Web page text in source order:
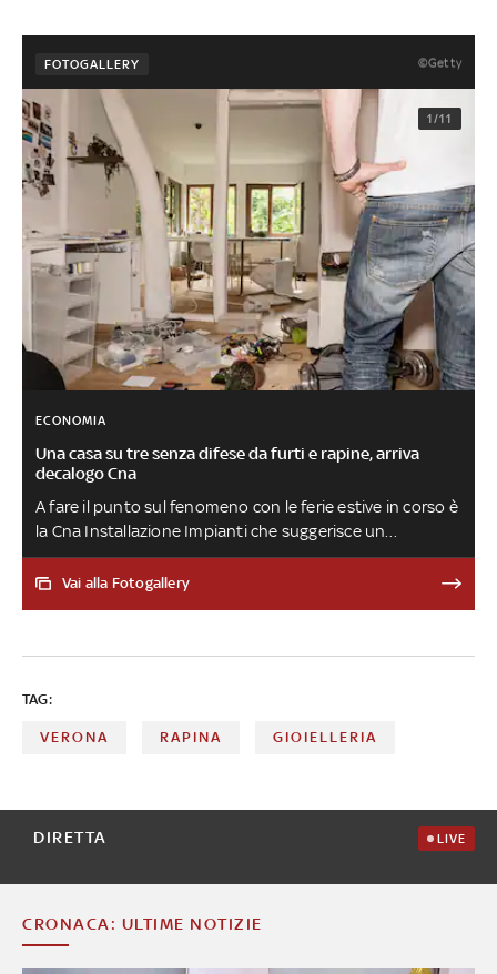
FOTOGALLERY ©Getty
1/11
ECONOMIA
Una casa su tre senza difese da furti e rapine, arriva
decalogo Cna
A fare il punto sul fenomeno con le ferie estive in corso è
la Cna Installazione Impianti che suggerisce un
“decalogo”. I sistemi basici di difesa vanno dalle porte
blindate alle inferriate. Per una porta blindata di ultima
Vai alla Fotogallery
TAG:
VERONA RAPINA GIOIELLERIA
DIRETTA LIVE
CRONACA: ULTIME NOTIZIE